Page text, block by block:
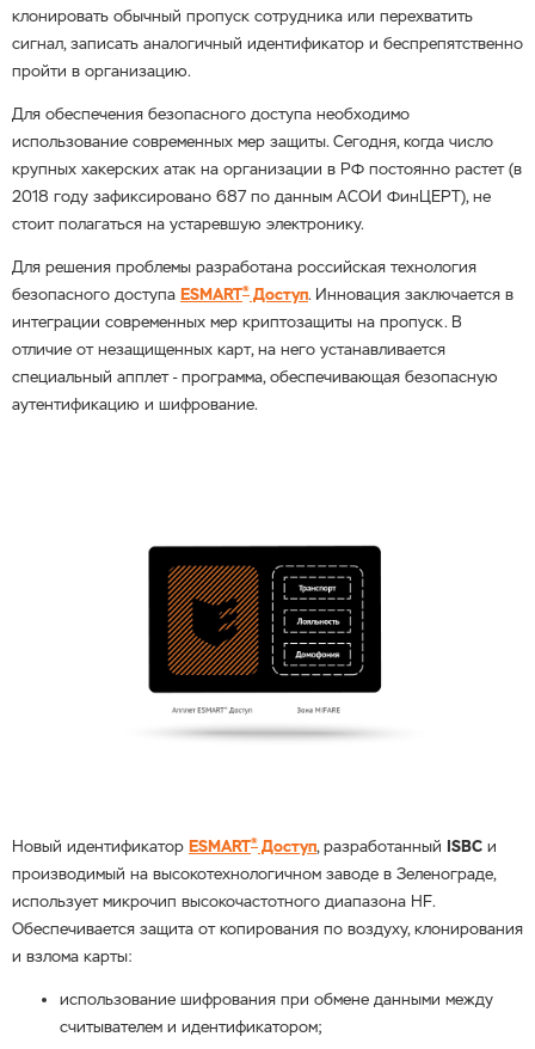
клонировать обычный пропуск сотрудника или перехватить
сигнал, записать аналогичный идентификатор и беспрепятственно
пройти в организацию.
Для обеспечения безопасного доступа необходимо
использование современных мер защиты. Сегодня, когда число
крупных хакерских атак на организации в РФ постоянно растет (в
2018 году зафиксировано 687 по данным АСОИ ФинЦЕРТ), не
стоит полагаться на устаревшую электронику.
Для решения проблемы разработана российская технология
безопасного доступа ESMART® Доступ. Инновация заключается в
интеграции современных мер криптозащиты на пропуск. В
отличие от незащищенных карт, на него устанавливается
специальный апплет - программа, обеспечивающая безопасную
аутентификацию и шифрование.
Новый идентификатор ESMART® Доступ, разработанный ISBC и
производимый на высокотехнологичном заводе в Зеленограде,
использует микрочип высокочастотного диапазона HF.
Обеспечивается защита от копирования по воздуху, клонирования
и взлома карты:
использование шифрования при обмене данными между
считывателем и идентификатором;